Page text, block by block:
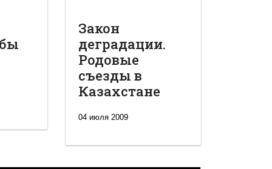
Закон
деградации.
Родовые
съезды в
Казахстане
04 июля 2009